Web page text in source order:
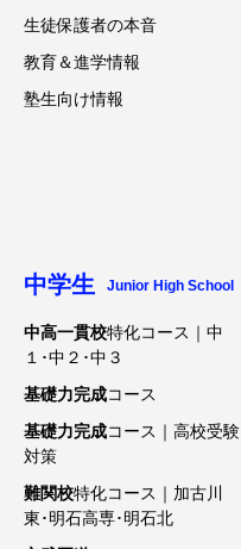
生徒保護者の本音
教育＆進学情報
塾生向け情報
中学生 Junior High School
中高一貫校特化コース｜中
１･中２･中３
基礎力完成コース
基礎力完成コース｜高校受験
対策
難関校特化コース｜加古川
東･明石高専･明石北